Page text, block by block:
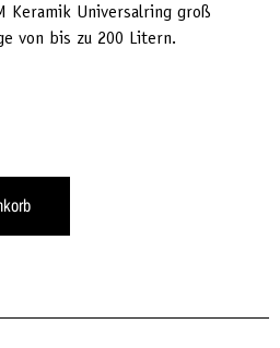
Keramik Universalring groß
von bis zu 200 Litern.